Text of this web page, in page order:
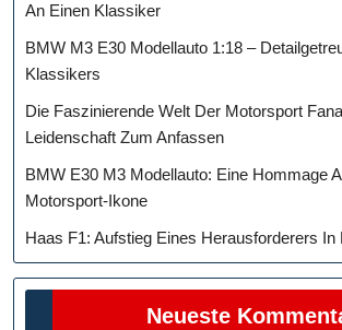
An Einen Klassiker
BMW M3 E30 Modellauto 1:18 –
Klassikers
Die Faszinierende Welt Der Motorsport
Leidenschaft Zum Anfassen
BMW E30 M3 Modellauto: Eine Hommage
Motorsport-Ikone
Haas F1: Aufstieg Eines Herausforderers In
Neueste